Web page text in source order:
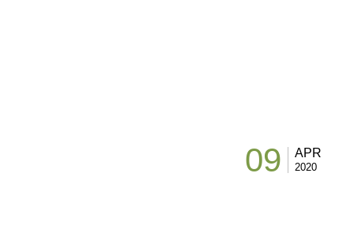
09 APR
2020